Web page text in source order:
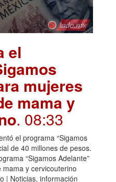
el
mujeres
mama y
. 08:33
el programa “Sigamos
de 40 millones de pesos.
“Sigamos Adelante”
y cervicouterino
| Noticias, información